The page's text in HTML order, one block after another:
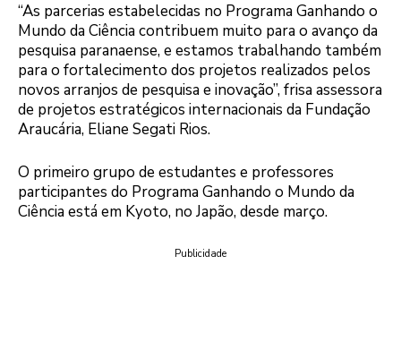
“As parcerias estabelecidas no Programa Ganhando o
Mundo da Ciência contribuem muito para o avanço da
pesquisa paranaense, e estamos trabalhando também
para o fortalecimento dos projetos realizados pelos
novos arranjos de pesquisa e inovação”, frisa assessora
de projetos estratégicos internacionais da Fundação
Araucária, Eliane Segati Rios.
O primeiro grupo de estudantes e professores
participantes do Programa Ganhando o Mundo da
Ciência está em Kyoto, no Japão, desde março.
Publicidade